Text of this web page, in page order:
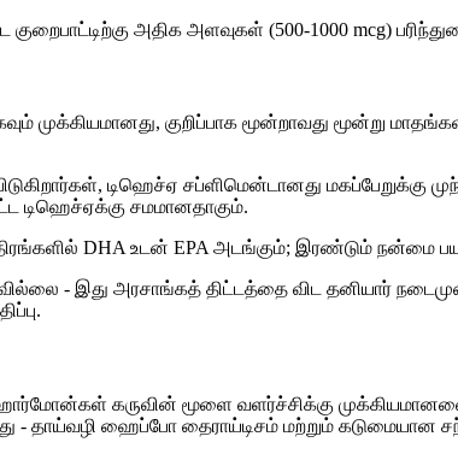
அதிக அளவுகள் (500-1000 mcg)
முக்கியமானது, குறிப்பாக மூன்றாவது மூன்று
டிஹெச்ஏ சப்ளிமென்டானது மகப்பேறுக்கு
டிஹெச்ஏக்கு சமமானதாகும்.
DHA உடன் EPA அடங்கும்; இரண்டும் நன்மை
- இது அரசாங்கத் திட்டத்தை விட தனியார்
கருவின் மூளை வளர்ச்சிக்கு
தாய்வழி ஹைப்போ தைராய்டிசம் மற்றும் கடுமையான